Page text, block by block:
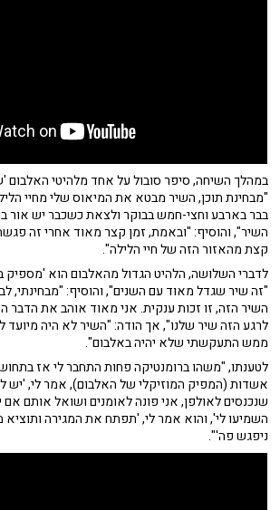
במהלך השיחה, סיפר סובול על אחד מלהיטי האלבום
"מבחינת תוכן, השיר מבטא את המיאוס שלי מחיי
בבר בארבע וחצי-חמש בבוקר ולצאת כשכבר יש אור
השיר", והוסיף: "ובאמת, זמן קצר מאוד אחרי זה
קצת מהאזור הזה של חיי הלילה".
לדברי השלושה, הלהיט הגדול מהאלבום הוא 'מספיק
"זה שיר שגדל מאוד עם השנים", והוסיף: "מבחינתי,
השיר הזה, זו זכות ענקית. אני מאוד אוהב את הדבר
לרגע הזה שיר שלנו", אך הודה: "השיר לא היה מיועד
ממש התעקשתי שלא יהיה באלבום".
לטענתו, "משהו ברומנטיקה פחות התחבר לי אז
אשדות (המפיק המוזיקלי של האלבום), אמר לי, 'יש
שנכנסים לאולפן, אני פונה לאומנים ושואל אותם
השמיעו לי', והוא אמר לי, 'תפתח את המגירה
ניפגש פה'".